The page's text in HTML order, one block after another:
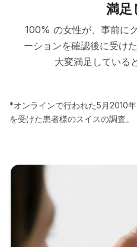
満足
100% の女性が、事前に
ーションを確認後に受け
大変満足している
*オンラインで行われた5月2010
を受けた患者様のスイスの調査。